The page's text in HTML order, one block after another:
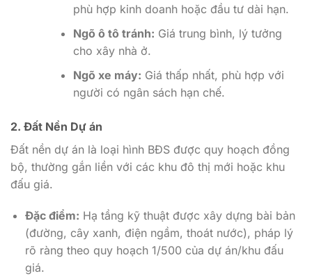
phù hợp kinh doanh hoặc đầu tư dài hạn.
Ngõ ô tô tránh: Giá trung bình, lý tưởng
cho xây nhà ở.
Ngõ xe máy: Giá thấp nhất, phù hợp với
người có ngân sách hạn chế.
2. Đất Nền Dự án
Đất nền dự án là loại hình BĐS được quy hoạch đồng
bộ, thường gắn liền với các khu đô thị mới hoặc khu
đấu giá.
Đặc điểm: Hạ tầng kỹ thuật được xây dựng bài bản
(đường, cây xanh, điện ngầm, thoát nước), pháp lý
rõ ràng theo quy hoạch 1/500 của dự án/khu đấu
giá.